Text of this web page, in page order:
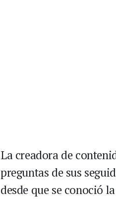
La creadora de
preguntas de sus
desde que se conoció